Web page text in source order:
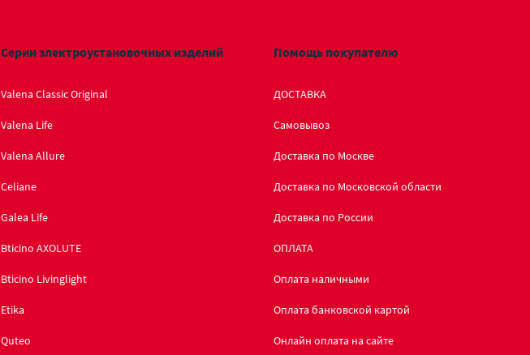
Серии электроустановочных изделий
Valena Classic Original
Valena Life
Valena Allure
Celiane
Galea Life
Bticino AXOLUTE
Bticino Livinglight
Etika
Quteo
Помощь покупателю
ДОСТАВКА
Самовывоз
Доставка по Москве
Доставка по Московской области
Доставка по России
ОПЛАТА
Оплата наличными
Оплата банковской картой
Онлайн оплата на сайте